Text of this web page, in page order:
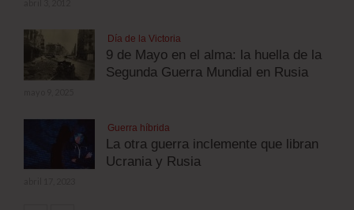
Día de la Victoria
9 de Mayo en el alma: la huella de la
Segunda Guerra Mundial en Rusia
Guerra híbrida
La otra guerra inclemente que libran
Ucrania y Rusia